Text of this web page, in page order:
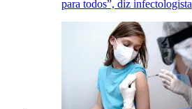
para todos”, diz infectologista